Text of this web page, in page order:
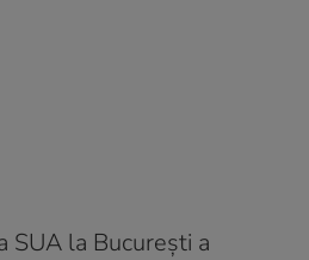
SUA la Bucureşti a